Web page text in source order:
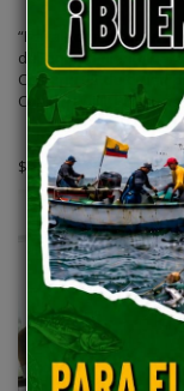
“Fortalecimiento de
del equipamiento
Comuna 25 de
Cantón Pujilí,
MONTO
$111.818,90